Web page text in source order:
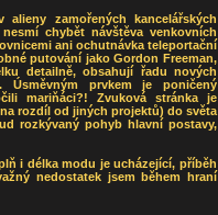
zamořených kancelářských
chybět návštěva venkovních
ani ochutnávka teleportační
putování jako Gordon Freeman,
detailně, obsahují řadu nových
Úsměvným prvkem je poničený
mariňáci?! Zvuková stránka je
rozdíl od jiných projektů) do světa
rozkývaný pohyb hlavní postavy,
i délka modu je ucházející, příběh
nedostatek jsem během hraní